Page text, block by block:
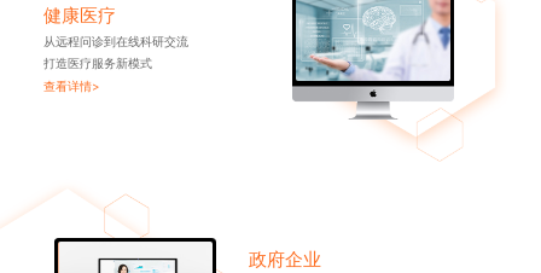
健康医疗
从远程问诊到在线科研交流
打造医疗服务新模式
查看详情>
政府企业